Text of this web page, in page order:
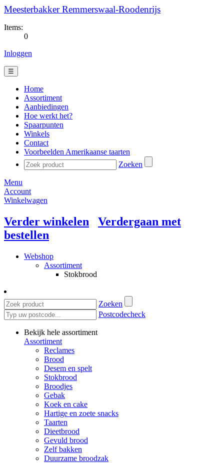
Meesterbakker Remmerswaal-Roodenrijs
Items:
0
Inloggen
☰
Home
Assortiment
Aanbiedingen
Hoe werkt het?
Spaarpunten
Winkels
Contact
Voorbeelden Amerikaanse taarten
Zoeken
Menu
Account
Winkelwagen
Verder winkelen
Verdergaan met
bestellen
Webshop
Assortiment
Stokbrood
Zoeken
Postcodecheck
Bekijk hele assortiment
Assortiment
Reclames
Brood
Desem en spelt
Stokbrood
Broodjes
Gebak
Koek en cake
Hartige en zoete snacks
Taarten
Dieetbrood
Gevuld brood
Zelf bakken
Duurzame broodzak